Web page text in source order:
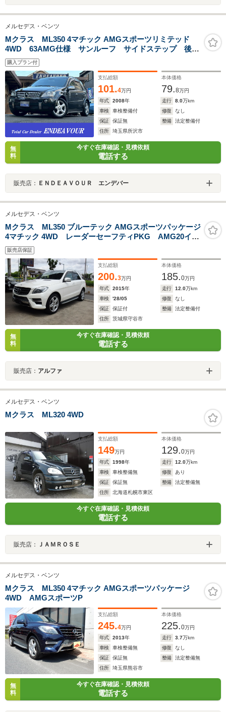
メルセデス・ベンツ
Mクラス ML350 4マチック AMGスポーツリミテッド
4WD 63AMG仕様 サンルーフ サイドステップ 後席
モニター 474ペリドットブラウンナビ Bカメラ ハー
フレザー Pバックドア 禁煙 HID ETC
購入プラン付
支払総額
101.4万円
本体価格
79.8万円
年式
2008年 走行 8.0万km
車検
車検整備付 修復
なし
保証
保証無 整備
法定整備付
住所
埼玉県所沢市
無
料
今すぐ在庫確認・見積依頼
電話する
販売店： ＥＮＤＥＡＶＯＵＲ エンデバー
メルセデス・ベンツ
Mクラス ML350 ブルーテック AMGスポーツパッケージ
4マチック 4WD レーダーセーフティPKG AMG20イン
チ パノラマルーフ パワーバックドア ブラックレザ
ー ドラレコ ETC
販売店保証
支払総額
200.3万円
本体価格
185.0万円
年式
2015年 走行 12.0万km
車検
'28/05 修復
なし
保証
保証付 整備
法定整備付
住所
茨城県守谷市
無
料
今すぐ在庫確認・見積依頼
電話する
販売店： アルファ
メルセデス・ベンツ
Mクラス ML320 4WD
支払総額
149万円
本体価格
129.0万円
年式
1998年 走行 12.0万km
車検
車検整備無 修復
あり
保証
保証無 整備
法定整備無
住所
北海道札幌市東区
今すぐ在庫確認・見積依頼
電話する
販売店： ＪＡＭＲＯＳＥ
メルセデス・ベンツ
Mクラス ML350 4マチック AMGスポーツパッケージ
4WD AMGスポーツP
支払総額
245.4万円
本体価格
225.0万円
年式
2013年 走行 3.7万km
車検
車検整備無 修復
なし
保証
保証無 整備
法定整備無
住所
埼玉県熊谷市
無
料
今すぐ在庫確認・見積依頼
電話する